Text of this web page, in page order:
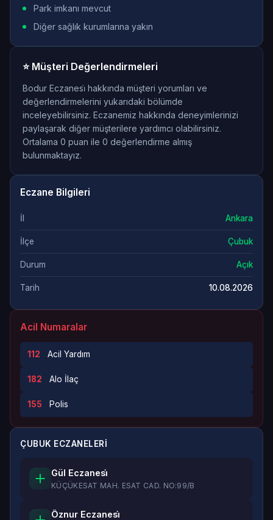
Park imkanı mevcut
Diğer sağlık kurumlarına yakın
⭐ Müşteri Değerlendirmeleri
Bodur Eczanesi̇ hakkında müşteri yorumları ve
değerlendirmelerini yukarıdaki bölümde
inceleyebilirsiniz. Eczanemiz hakkında deneyimlerinizi
paylaşarak diğer müşterilere yardımcı olabilirsiniz.
Ortalama 0 puan ile 0 değerlendirme almış
bulunmaktayız.
Eczane Bilgileri
İl Ankara
İlçe Çubuk
Durum Açık
Tarih 10.08.2026
Acil Numaralar
112 Acil Yardım
182 Alo İlaç
155 Polis
ÇUBUK ECZANELERI
Gül Eczanesi̇
KÜÇÜKESAT MAH. ESAT CAD. NO:99/B
Öznur Eczanesi̇